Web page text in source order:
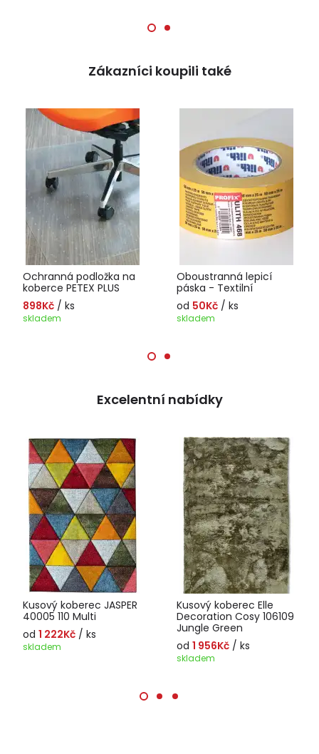
Zákazníci koupili také
Ochranná podložka na
koberce PETEX PLUS
898Kč / ks
skladem
Oboustranná lepicí
páska - Textilní
od 50Kč / ks
skladem
Excelentní nabídky
Kusový koberec JASPER
40005 110 Multi
od 1 222Kč / ks
skladem
Kusový koberec Elle
Decoration Cosy 106109
Jungle Green
od 1 956Kč / ks
skladem